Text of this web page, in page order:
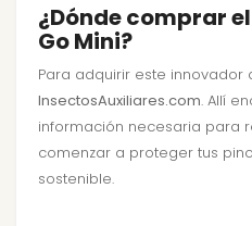
¿Dónde comprar
Go Mini?
Para adquirir este innovador
InsectosAuxiliares.com. Allí
información necesaria para
comenzar a proteger tus
sostenible.